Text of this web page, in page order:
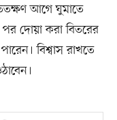
আগে ঘুমাতে
দোয়া করা বিতরের
বিশ্বাস রাখতে